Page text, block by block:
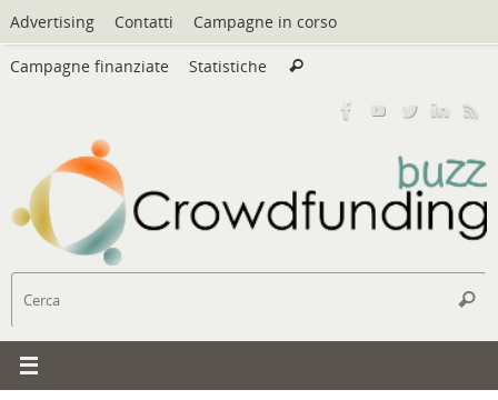
Vai
al
contenuto
Advertising Contatti Campagne in corso
Campagne finanziate Statistiche Cerca
Cerca